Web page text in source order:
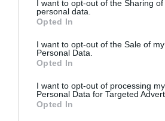
I want to opt-out of the Sharing of
personal data.
Opted In
I want to opt-out of the Sale of my
Personal Data.
Opted In
I want to opt-out of processing my
Personal Data for Targeted
Opted In